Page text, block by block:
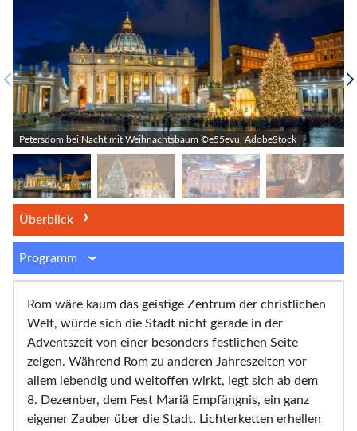
Petersdom bei Nacht mit Weihnachtsbaum ©e55evu, AdobeStock
Überblick
Programm
Rom wäre kaum das geistige Zentrum der christlichen
Welt, würde sich die Stadt nicht gerade in der
Adventszeit von einer besonders festlichen Seite
zeigen. Während Rom zu anderen Jahreszeiten vor
allem lebendig und weltoffen wirkt, legt sich ab dem
8. Dezember, dem Fest Mariä Empfängnis, ein ganz
eigener Zauber über die Stadt. Lichterketten erhellen